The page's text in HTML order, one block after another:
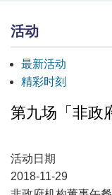
活动
最新活动
精彩时刻
第九场「非政
活动日期
2018-11-29